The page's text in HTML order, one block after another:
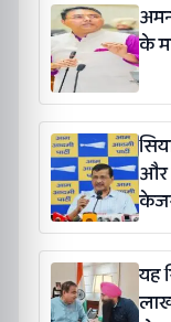
के
और
यह